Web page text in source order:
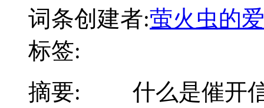
词条创建者:萤火虫的
标签:
摘要: 什么是催开信